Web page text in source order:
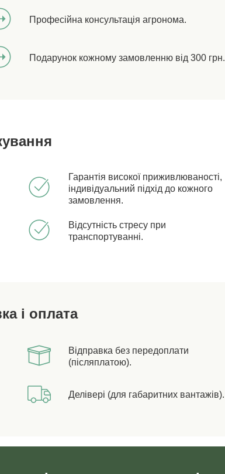
Професійна консультація агронома.
Подарунок кожному замовленню від 300 грн.
Гарантія високої приживлюваності,
індивідуальний підхід до кожного
замовлення.
Відсутність стресу при
транспортуванні.
і оплата
Відправка без передоплати
(післяплатою).
Делівері (для габаритних вантажів).